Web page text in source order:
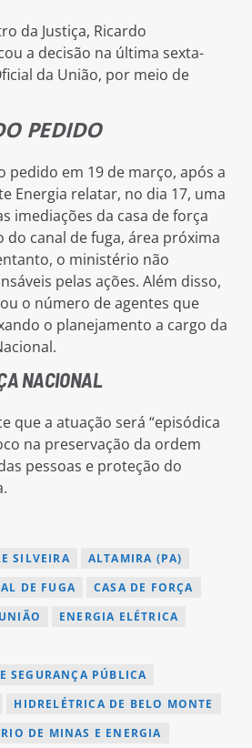
da Justiça, Ricardo
a decisão na última sexta-
da União, por meio de
PEDIDO
pedido em 19 de março, após a
Energia relatar, no dia 17, uma
imediações da casa de força
do canal de fuga, área próxima
o ministério não
pelas ações. Além disso,
o número de agentes que
o planejamento a cargo da
NACIONAL
que a atuação será “episódica
na preservação da ordem
pessoas e proteção do
SILVEIRA
ALTAMIRA (PA)
DE FUGA
CASA DE FORÇA
ENERGIA ELÉTRICA
SEGURANÇA PÚBLICA
HIDRELÉTRICA DE BELO MONTE
DE MINAS E ENERGIA